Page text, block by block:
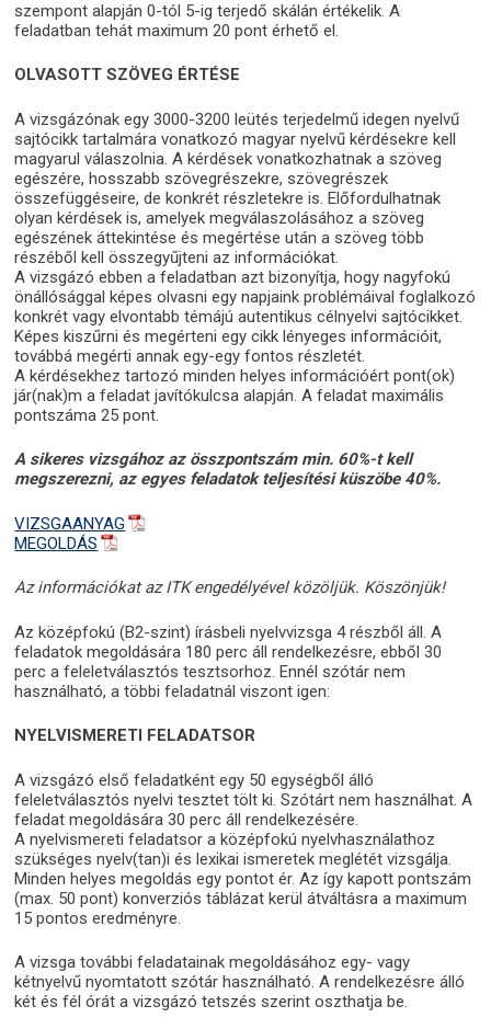
szempont alapján 0-tól 5-ig terjedő skálán értékelik. A
feladatban tehát maximum 20 pont érhető el.
OLVASOTT SZÖVEG ÉRTÉSE
A vizsgázónak egy 3000-3200 leütés terjedelmű idegen nyelvű
sajtócikk tartalmára vonatkozó magyar nyelvű kérdésekre kell
magyarul válaszolnia. A kérdések vonatkozhatnak a szöveg
egészére, hosszabb szövegrészekre, szövegrészek
összefüggéseire, de konkrét részletekre is. Előfordulhatnak
olyan kérdések is, amelyek megválaszolásához a szöveg
egészének áttekintése és megértése után a szöveg több
részéből kell összegyűjteni az információkat.
A vizsgázó ebben a feladatban azt bizonyítja, hogy nagyfokú
önállósággal képes olvasni egy napjaink problémáival foglalkozó
konkrét vagy elvontabb témájú autentikus célnyelvi sajtócikket.
Képes kiszűrni és megérteni egy cikk lényeges információit,
továbbá megérti annak egy-egy fontos részletét.
A kérdésekhez tartozó minden helyes információért pont(ok)
jár(nak)m a feladat javítókulcsa alapján. A feladat maximális
pontszáma 25 pont.
A sikeres vizsgához az összpontszám min. 60%-t kell
megszerezni, az egyes feladatok teljesítési küszöbe 40%.
VIZSGAANYAG
MEGOLDÁS
Az információkat az ITK engedélyével közöljük. Köszönjük!
Az középfokú (B2-szint) írásbeli nyelvvizsga 4 részből áll. A
feladatok megoldására 180 perc áll rendelkezésre, ebből 30
perc a feleletválasztós tesztsorhoz. Ennél szótár nem
használható, a többi feladatnál viszont igen:
NYELVISMERETI FELADATSOR
A vizsgázó első feladatként egy 50 egységből álló
feleletválasztós nyelvi tesztet tölt ki. Szótárt nem használhat. A
feladat megoldására 30 perc áll rendelkezésére.
A nyelvismereti feladatsor a középfokú nyelvhasználathoz
szükséges nyelv(tan)i és lexikai ismeretek meglétét vizsgálja.
Minden helyes megoldás egy pontot ér. Az így kapott pontszám
(max. 50 pont) konverziós táblázat kerül átváltásra a maximum
15 pontos eredményre.
A vizsga további feladatainak megoldásához egy- vagy
kétnyelvű nyomtatott szótár használható. A rendelkezésre álló
két és fél órát a vizsgázó tetszés szerint oszthatja be.